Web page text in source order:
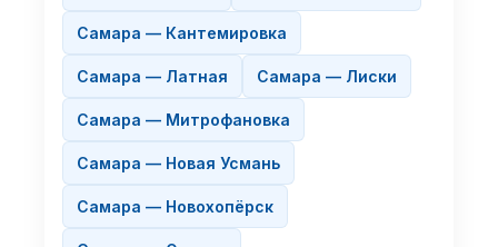
Самара — Кантемировка
Самара — Латная Самара — Лиски
Самара — Митрофановка
Самара — Новая Усмань
Самара — Новохопёрск